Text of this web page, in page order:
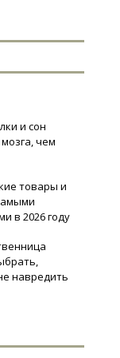
и сон
чем
товары и
в 2026 году
навредить